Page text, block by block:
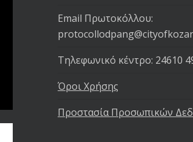
Email Πρωτοκόλλου:
Τηλεφωνικό κέντρο: 24610
Όροι Χρήσης
Προστασία Προσωπικών